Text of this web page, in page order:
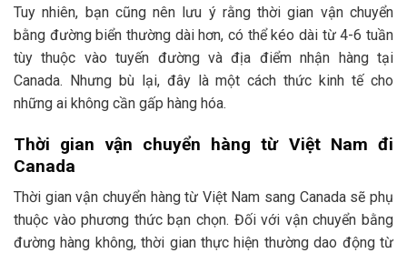
Tuy nhiên, bạn cũng nên lưu ý rằng thời gian vận chuyển
bằng đường biển thường dài hơn, có thể kéo dài từ 4-6 tuần
tùy thuộc vào tuyến đường và địa điểm nhận hàng tại
Canada. Nhưng bù lại, đây là một cách thức kinh tế cho
những ai không cần gấp hàng hóa.
Thời gian vận chuyển hàng từ Việt Nam đi
Canada
Thời gian vận chuyển hàng từ Việt Nam sang Canada sẽ phụ
thuộc vào phương thức bạn chọn. Đối với vận chuyển bằng
đường hàng không, thời gian thực hiện thường dao động từ